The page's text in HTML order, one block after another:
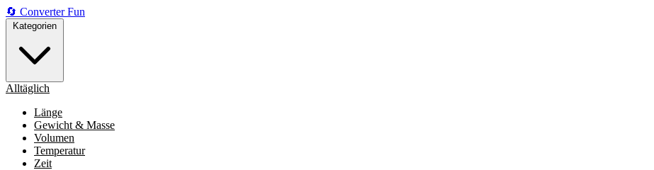
🔄 ConverterFun
Alltäglich
Länge
Gewicht & Masse
Volumen
Temperatur
Zeit